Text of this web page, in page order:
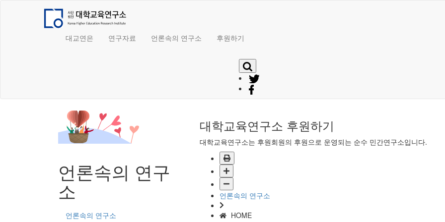
대교연은 연구자료 언론속의 연구소 후원하기
대학교육연구소 후원하기
대학교육연구소는 후원회원의 후원으로 운영되는 순수 민간연구소입니다.
언론속의 연구
소
언론속의 연구소
언론속의 연구소
HOME